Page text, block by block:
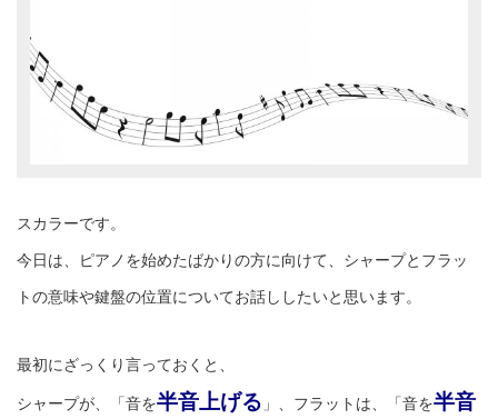
スカラーです。
今日は、ピアノを始めたばかりの方に向けて、シャープとフラッ
トの意味や鍵盤の位置についてお話ししたいと思います。
最初にざっくり言っておくと、
シャープが、「音を半音上げる 」、フラットは、「音を半音